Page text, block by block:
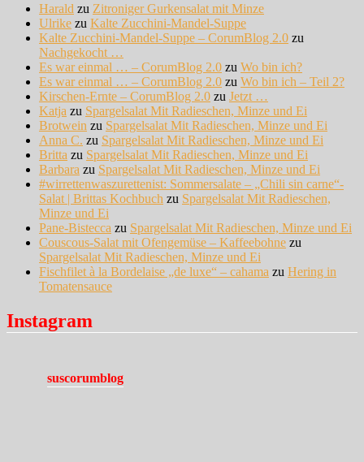
Harald zu Zitroniger Gurkensalat mit Minze
Ulrike zu Kalte Zucchini-Mandel-Suppe
Kalte Zucchini-Mandel-Suppe – CorumBlog 2.0 zu
Nachgekocht …
Es war einmal … – CorumBlog 2.0 zu Wo bin ich?
Es war einmal … – CorumBlog 2.0 zu Wo bin ich – Teil 2?
Kirschen-Ernte – CorumBlog 2.0 zu Jetzt …
Katja zu Spargelsalat Mit Radieschen, Minze und Ei
Brotwein zu Spargelsalat Mit Radieschen, Minze und Ei
Anna C. zu Spargelsalat Mit Radieschen, Minze und Ei
Britta zu Spargelsalat Mit Radieschen, Minze und Ei
Barbara zu Spargelsalat Mit Radieschen, Minze und Ei
#wirrettenwaszurettenist: Sommersalate – „Chili sin carne“-
Salat | Brittas Kochbuch zu Spargelsalat Mit Radieschen,
Minze und Ei
Pane-Bistecca zu Spargelsalat Mit Radieschen, Minze und Ei
Couscous-Salat mit Ofengemüse – Kaffeebohne zu
Spargelsalat Mit Radieschen, Minze und Ei
Fischfilet à la Bordelaise „de luxe“ – cahama zu Hering in
Tomatensauce
Instagram
suscorumblog